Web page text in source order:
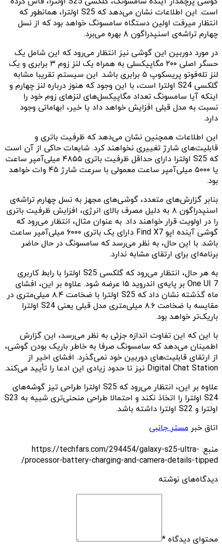
است. این اطلاعات نشان می‌دهد که S25 اولترا، همانطور که
انتظار میرفت اولین دستگاه سامسونگ خواهد بود که از نسل
چهارم تراشه‌ی اسنپدراگون ۸ بهره می‌برد.
در مورد دوربین این گوشی نیز انتظار می‌رود که این شامل یک
حسگر اصلی ۲۰۰ مگاپیکسلی به همراه یک لنز زوم ۳ برابری و یک
لنز تله‌فوتو پریسکوپ ۵ برابری باشد. این سیستم تقریبا مشابه
گلکسی S24 اولترا است، با این وجود که هنوز درباره لنز چهارم و
اینکه آیا سامسونگ تعداد مگاپیکسل‌های لنزهای زوم خود را
نسبت به مدل قبلی افزایش خواهد داد یا خیر، ابهاماتی وجود
دارد.
این اطلاعات همچنین نشان می‌دهد که ظرفیت باتری و
قابلیت‌های شارژ تغییری نخواهند کرد. شایعات حاکی از آن است
که S25 اولترا دارای حداقل ظرفیت باتری ۴۸۵۵ میلی‌آمپر ساعت
یا ۵۰۰۰ میلی‌آمپر ساعت معمولی با سرعت شارژ ۴۵ وات خواهد
بود.
بنابر گزارش‌های متعدد، گوشی‌های مجهز به نسل چهارم تراشه‌ی
اسنپدراگون ۸ به دلیل مصرف بالای انرژی، افزایش ظرفیت باتری
را در اولویت قرار خواهند داد. به عنوان مثال، انتظار می‌رود که
گوشی آینده اپو Find X7 دارای یک باتری ۶۰۰۰ میلی‌آمپر ساعت
باشد. با این حال، به نظر می‌رسد که سامسونگ در حال حاضر
برنامه‌ای برای ارتقای مشابه ندارد.
به هر حال، انتظار می‌رود که گلکسی S25 اولترا با رابط کاربری
One UI 7 بر پایه‌ی اندروید ۱۵ عرضه شود. علاوه بر این، افشای
ماه گذشته نشان داد که S25 اولترا با ضخامت ۸.۴ میلی‌متری در
مقایسه با ضخامت ۸.۶ میلی‌متری مدل قبلی یعنی S24 اولترا
باریک‌تر خواهد بود.
با این که این تفاوت اندازه جزئی به نظر می‌رسد، این گزارش
اطمینان می‌دهد که سامسونگ صرفا به خاطر باریک بودن گوشی،
از ارتقای قابلیت‌های دوربین خود نمی‌گذرد. افشای اخیر از
Digital Chat Station نیز تا حدود زیادی این ادعا را تأیید می‌کند.
علاوه بر این، انتظار می‌رود که S25 اولترا طراحی تیز گوشه‌های
S24 اولترا را اتخاذ نکند و احتمالا طراحی منحنی‌تری شبیه به S23
اولترا و S22 اولترا داشته باشد.
اتاق خبر مستر جانبی
منبع: https://techfars.com/294454/galaxy-s25-ultra-
processor-battery-charging-and-camera-details-tipped/
دیدگاه‌های نوشته
محتوای دیدگاه *